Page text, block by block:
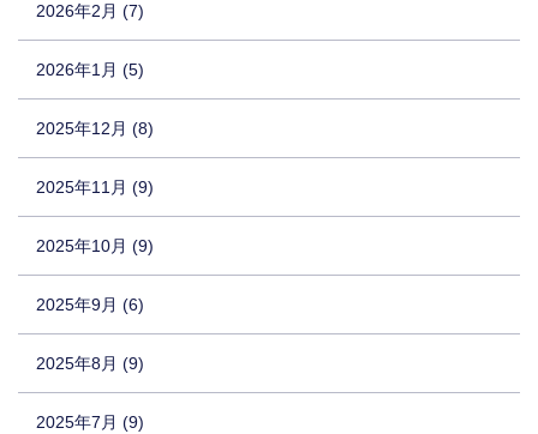
2026年2月 (7)
2026年1月 (5)
2025年12月 (8)
2025年11月 (9)
2025年10月 (9)
2025年9月 (6)
2025年8月 (9)
2025年7月 (9)